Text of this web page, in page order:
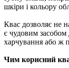
шкіри і кольору
Квас дозволяє не
є чудовим засобом
харчування або ж
Чим корисний